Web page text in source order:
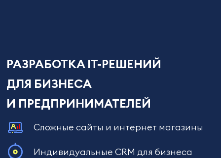
РАЗРАБОТКА IT-РЕШЕНИЙ
ДЛЯ БИЗНЕСА
И ПРЕДПРИНИМАТЕЛЕЙ
Сложные сайты и интернет магазины
Индивидуальные CRM для бизнеса